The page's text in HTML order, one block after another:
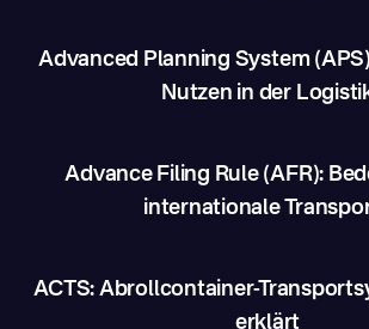
Advanced Planning System
Nutzen in der
Advance Filing Rule (AFR):
internationale
ACTS: Abrollcontainer-
erklärt